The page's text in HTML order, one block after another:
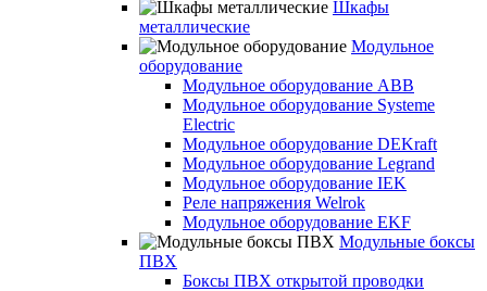
Шкафы
металлические
Модульное
оборудование
Модульное оборудование ABB
Модульное оборудование Systeme
Electric
Модульное оборудование DEKraft
Модульное оборудование Legrand
Модульное оборудование IEK
Реле напряжения Welrok
Модульное оборудование EKF
Модульные боксы
ПВХ
Боксы ПВХ открытой проводки